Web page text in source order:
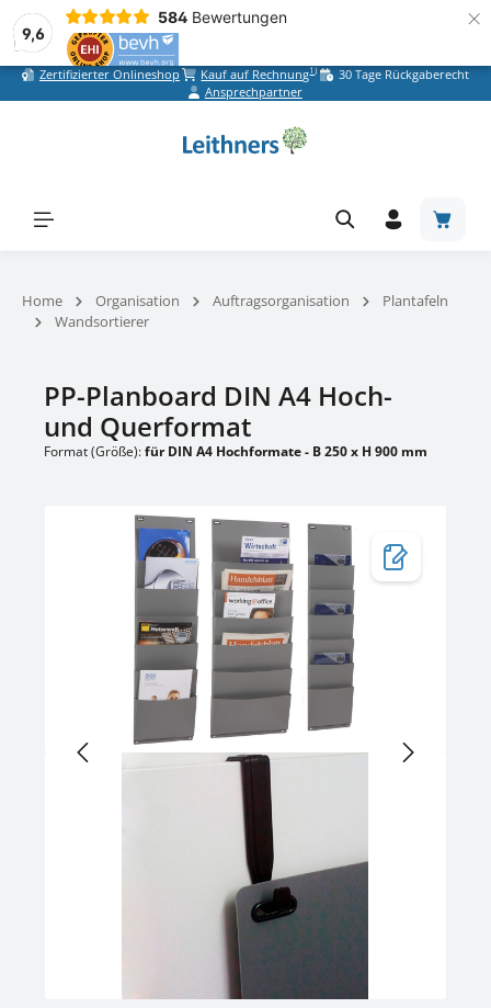
9,6
584 Bewertungen ×
Zum Hauptinhalt springen
Zertifizierter Onlineshop Kauf auf Rechnung1)
30 Tage Rückgaberecht
Ansprechpartner
Home Organisation Auftragsorganisation
Plantafeln
Wandsortierer
PP-Planboard DIN A4 Hoch-
und Querformat
Format (Größe):für DIN A4 Hochformate - B 250 x H 900 mm
Bildergalerie überspringen